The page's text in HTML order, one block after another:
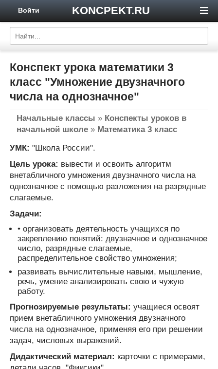
KONCPEKT.RU
Войти
Конспект урока математики 3
класс "Умножение двузначного
числа на однозначное"
Начальные классы » Конспекты уроков в
начальной школе » Математика 3 класс
УМК: "Школа России".
Цель урока: вывести и освоить алгоритм
внетабличного умножения двузначного числа на
однозначное с помощью разложения на разрядные
слагаемые.
Задачи:
• организовать деятельность учащихся по
закреплению понятий: двузначное и однозначное
число, разрядные слагаемые,
распределительное свойство умножения;
развивать вычислительные навыки, мышление,
речь, умение анализировать свою и чужую
работу.
Прогнозируемые результаты: учащиеся освоят
прием внетабличного умножения двузначного
числа на однозначное, применяя его при решении
задач, числовых выражений.
Дидактический материал: карточки с примерами,